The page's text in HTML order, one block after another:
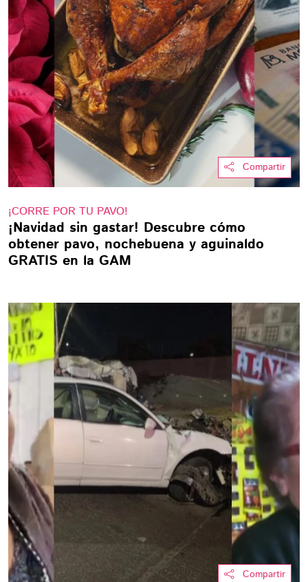
Compartir
¡CORRE POR TU PAVO!
¡Navidad sin gastar! Descubre cómo
obtener pavo, nochebuena y aguinaldo
GRATIS en la GAM
Compartir